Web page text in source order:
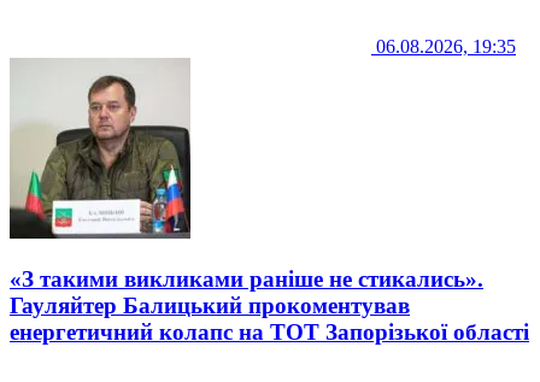
06.08.2026, 19:35
«З такими викликами раніше не стикались».
Гауляйтер Балицький прокоментував
енергетичний колапс на ТОТ Запорізької області